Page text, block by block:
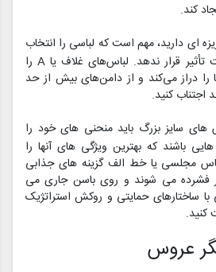
کند.
ای دارید، مهم است که لباسی را انتخاب
کنید که اندام شما را تحت تأثیر قرار ندهد. لباس‌های غلاف یا A را
را دراز می‌کند و از دامن‌های بیش از حد
کنید.
سایز بزرگ باید منحنی های خود را
باشند که بهترین ویژگی های آنها را
مجلسی یا خط الف گزینه های جذابی
فشرده می شوند و روی باسن جاری می
با ساختارهای حمایتی و روکش استراتژیک
کنید.
عروس